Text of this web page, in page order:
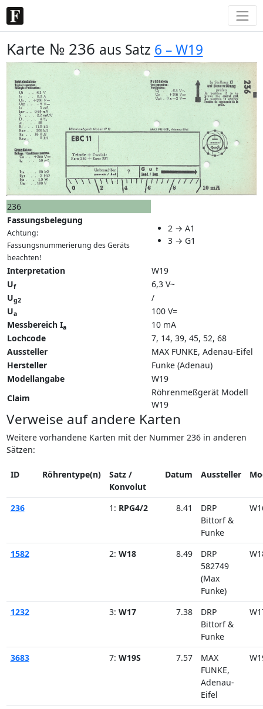
Karte № 236 aus Satz 6 – W19
236
Fassungsbelegung
Achtung:
Fassungsnummerierung des Geräts
beachten!
2 → A1
3 → G1
Interpretation
W19
Uf
6,3 V~
Ug2
/
Ua
100 V=
Messbereich Ia
10 mA
Lochcode
7, 14, 39, 45, 52, 68
Aussteller
MAX FUNKE, Adenau-Eifel
Hersteller
Funke (Adenau)
Modellangabe
W19
Claim
Röhrenmeßgerät Modell
W19
Verweise auf andere Karten
Weitere vorhandene Karten mit der Nummer 236 in anderen
Sätzen:
ID Röhrentype(n)
Satz /
Konvolut
Datum Aussteller
236 1: RPG4/2 8.41
DRP
Bittorf &
Funke
1582 2: W18 8.49
DRP
582749
(Max
Funke)
1232 3: W17 7.38
DRP
Bittorf &
Funke
3683 7: W19S 7.57
MAX
FUNKE,
Adenau-
Eifel